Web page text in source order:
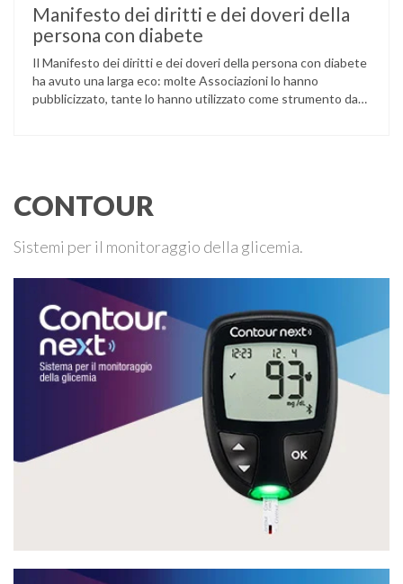
pure disegnate …
Manifesto dei diritti e dei doveri della
persona con diabete
Il Manifesto dei diritti e dei doveri della persona con diabete
ha avuto una larga eco: molte Associazioni lo hanno
pubblicizzato, tante lo hanno utilizzato come strumento da
CONTOUR
Sistemi per il monitoraggio della glicemia.